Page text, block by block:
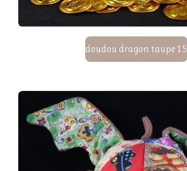
doudou dragon taupe 15